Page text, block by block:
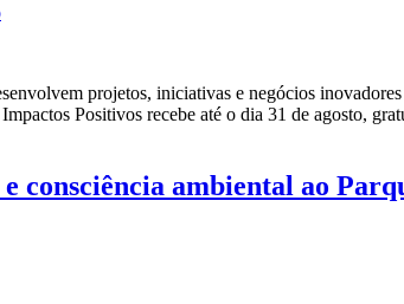
projetos, iniciativas e negócios
Positivos recebe até o dia 31 de agosto,
ambiental ao